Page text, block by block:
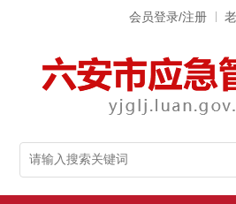
会员登录/注册